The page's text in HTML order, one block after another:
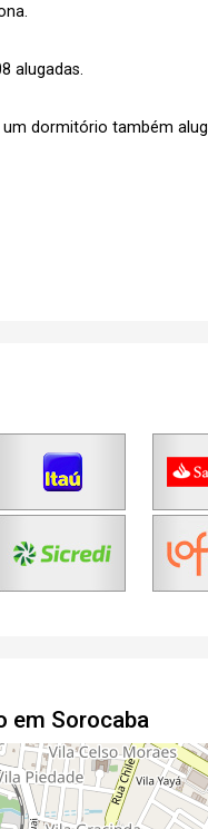
alugadas.
dormitório também
em Sorocaba